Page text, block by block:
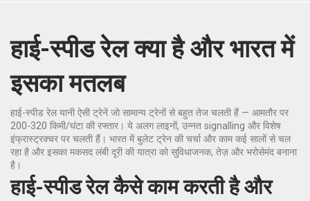
हाई-स्पीड रेल क्या है और भारत में
इसका मतलब
हाई-स्पीड रेल यानी ऐसी ट्रेनें जो सामान्य ट्रेनों से बहुत तेज चलती हैं — आमतौर पर
200-320 किमी/घंटा की रफ्तार। ये अलग लाइनों, उन्नत signalling और विशेष
इंफ्रास्ट्रक्चर पर चलती हैं। भारत में बुलेट ट्रेन की चर्चा और काम कई सालों से चल
रहा है और इसका मकसद लंबी दूरी की यात्रा को सुविधाजनक, तेज़ और भरोसेमंद बनाना
है।
हाई-स्पीड रेल कैसे काम करती है और